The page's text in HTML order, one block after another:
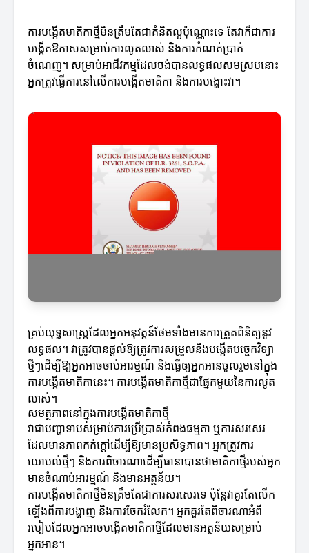
ការបង្កើតមាតិកាថ្មីមិនត្រឹមតែជាគំនិតល្អប៉ុណ្ណោះទេ តែវាក៏ជាការ
បង្កើតឱកាសសម្រាប់ការលូតលាស់ និងការកំណត់ប្រាក់
ចំណេញ។ សម្រាប់អាជីវកម្មដែលចង់បានលទ្ធផលសមស្របនោះ
អ្នកត្រូវធ្វើការនៅលើការបង្កើតមាតិកា និងការបង្ហោះវា។
គ្រប់យុទ្ធសាស្ត្រដែលអ្នកអនុវត្តន៍ថែមទាំងមានការត្រួតពិនិត្យនូវ
លទ្ធផល។ វាត្រូវបានផ្តល់ឱ្យត្រូវការសម្រួលនិងបង្កើតបច្ចេកវិទ្យា
ថ្មីៗដើម្បីឱ្យអ្នកអាចចាប់អារម្មណ៍ និងធ្វើឲ្យអ្នកអានចូលរួមនៅក្នុង
ការបង្កើតមាតិកានេះ។ ការបង្កើតមាតិកាថ្មីជាផ្នែកមួយនៃការលូត
លាស់។
សមត្ថភាពនៅក្នុងការបង្កើតមាតិកាថ្មី
វាជាបញ្ហាទាបសម្រាប់ការប្រើប្រាស់កំពងធម្មតា ឬការសរសេរ​
ដែលមានភាពកក់ក្តៅដើម្បីឱ្យមានប្រសិទ្ធភាព។ អ្នកត្រូវការ
យោបល់ថ្មីៗ និងការពិចារណាដើម្បីធានាបានថាមាតិកាថ្មីរបស់អ្នក
មានចំណាប់អារម្មណ៍ និងមានអត្ថន័យ។
ការបង្កើតមាតិកាថ្មីមិនត្រឹមតែជាការសរសេរទេ ប៉ុន្តែវាគួរតែលើក
ឡើងពីការបង្ហាញ និងការចែករំលែក។ អ្នកគួរតែពិចារណាអំពី
របៀបដែលអ្នកអាចបង្កើតមាតិកាថ្មីដែលមានអត្ថន័យសម្រាប់
អ្នកអាន។